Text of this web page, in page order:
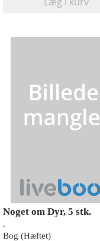
Noget om Dyr, 5 stk.
.
Bog (Hæftet)